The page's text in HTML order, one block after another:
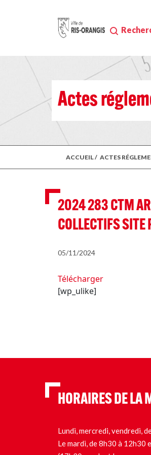
Actes
ACCUEIL/ ACTES
2024 283 CTM
COLLECTIFS SITE
05/11/2024
Télécharger
[wp_ulike]
HORAIRES DE LA
Lundi, mercredi, vendredi,
Le mardi, de 8h30 à 12h30